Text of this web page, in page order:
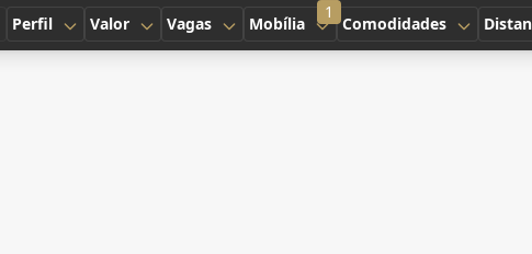
Perfil Valor Vagas
1
Mobília Comodidades